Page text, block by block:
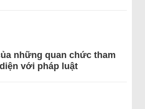
những quan chức tham
với pháp luật